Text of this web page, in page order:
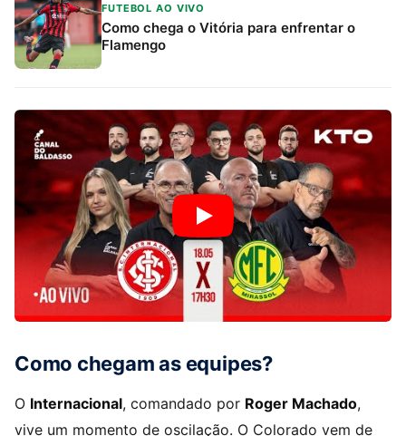
FUTEBOL AO VIVO
Como chega o Vitória para enfrentar o
Flamengo
Como chegam as equipes?
O Internacional, comandado por Roger Machado,
vive um momento de oscilação. O Colorado vem de